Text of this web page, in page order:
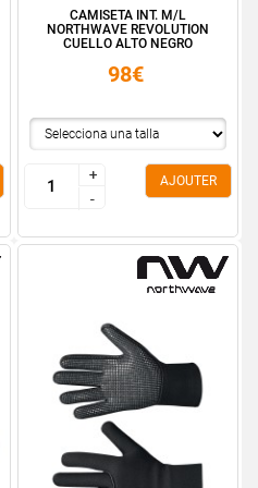
CAMISETA INT. M/L
NORTHWAVE REVOLUTION
CUELLO ALTO NEGRO
98€
+
-
+
-
AJOUTER